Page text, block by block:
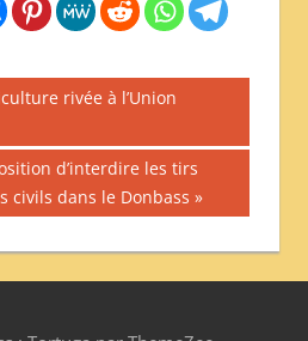
rivée à l’Union
d’interdire les tirs
civils dans le Donbass